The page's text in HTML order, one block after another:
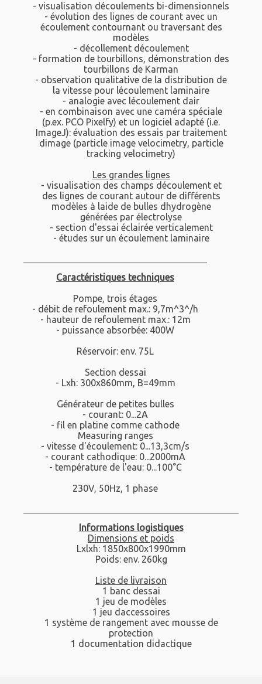
- visualisation découlements bi-dimensionnels
- évolution des lignes de courant avec un
écoulement contournant ou traversant des
modèles
- décollement découlement
- formation de tourbillons, démonstration des
tourbillons de Karman
- observation qualitative de la distribution de
la vitesse pour lécoulement laminaire
- analogie avec lécoulement dair
- en combinaison avec une caméra spéciale
(p.ex. PCO Pixelfy) et un logiciel adapté (i.e.
ImageJ): évaluation des essais par traitement
dimage (particle image velocimetry, particle
tracking velocimetry)
Les grandes lignes
- visualisation des champs découlement et
des lignes de courant autour de différents
modèles à laide de bulles dhydrogène
générées par électrolyse
- section d'essai éclairée verticalement
- études sur un écoulement laminaire
Caractéristiques techniques
Pompe, trois étages
- débit de refoulement max.: 9,7m^3^/h
- hauteur de refoulement max.: 12m
- puissance absorbée: 400W
Réservoir: env. 75L
Section dessai
- Lxh: 300x860mm, B=49mm
Générateur de petites bulles
- courant: 0...2A
- fil en platine comme cathode
Measuring ranges
- vitesse d'écoulement: 0...13,3cm/s
- courant cathodique: 0...2000mA
- température de l'eau: 0...100°C
230V, 50Hz, 1 phase
Informations logistiques
Dimensions et poids
Lxlxh: 1850x800x1990mm
Poids: env. 260kg
Liste de livraison
1 banc dessai
1 jeu de modèles
1 jeu daccessoires
1 système de rangement avec mousse de
protection
1 documentation didactique